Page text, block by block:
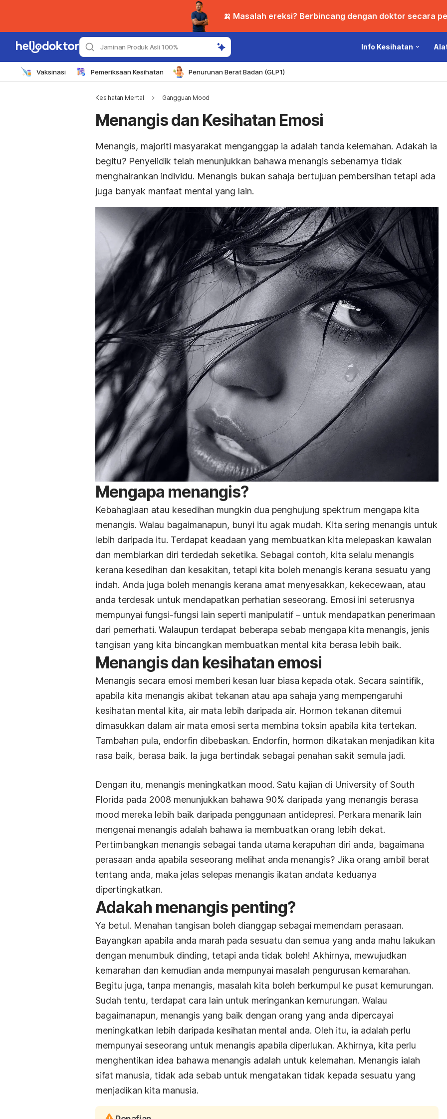
🍌 Masalah ereksi? Berbincang dengan doktor secara
Jaminan Produk Asli 100% Info Kesihatan
Vaksinasi Pemeriksaan Kesihatan Penurunan Berat Badan (GLP1)
Kesihatan Mental Gangguan Mood
Menangis dan Kesihatan Emosi
Menangis, majoriti masyarakat menganggap ia adalah tanda kelemahan. Adakah ia
begitu? Penyelidik telah menunjukkan bahawa menangis sebenarnya tidak
menghairankan individu. Menangis bukan sahaja bertujuan pembersihan tetapi ada
juga banyak manfaat mental yang lain.
Mengapa menangis?
Kebahagiaan atau kesedihan mungkin dua penghujung spektrum mengapa kita
menangis. Walau bagaimanapun, bunyi itu agak mudah. Kita sering menangis untuk
lebih daripada itu. Terdapat keadaan yang membuatkan kita melepaskan kawalan
dan membiarkan diri terdedah seketika. Sebagai contoh, kita selalu menangis
kerana kesedihan dan kesakitan, tetapi kita boleh menangis kerana sesuatu yang
indah. Anda juga boleh menangis kerana amat menyesakkan, kekecewaan, atau
anda terdesak untuk mendapatkan perhatian seseorang. Emosi ini seterusnya
mempunyai fungsi-fungsi lain seperti manipulatif – untuk mendapatkan penerimaan
dari pemerhati. Walaupun terdapat beberapa sebab mengapa kita menangis, jenis
tangisan yang kita bincangkan membuatkan mental kita berasa lebih baik.
Menangis dan kesihatan emosi
Menangis secara emosi memberi kesan luar biasa kepada otak. Secara saintifik,
apabila kita menangis akibat tekanan atau apa sahaja yang mempengaruhi
kesihatan mental kita, air mata lebih daripada air. Hormon tekanan ditemui
dimasukkan dalam air mata emosi serta membina toksin apabila kita tertekan.
Tambahan pula, endorfin dibebaskan. Endorfin, hormon dikatakan menjadikan kita
rasa baik, berasa baik. Ia juga bertindak sebagai penahan sakit semula jadi.
Dengan itu, menangis meningkatkan mood. Satu kajian di University of South
Florida pada 2008 menunjukkan bahawa 90% daripada yang menangis berasa
mood mereka lebih baik daripada penggunaan antidepresi. Perkara menarik lain
mengenai menangis adalah bahawa ia membuatkan orang lebih dekat.
Pertimbangkan menangis sebagai tanda utama kerapuhan diri anda, bagaimana
perasaan anda apabila seseorang melihat anda menangis? Jika orang ambil berat
tentang anda, maka jelas selepas menangis ikatan andata keduanya
dipertingkatkan.
Adakah menangis penting?
Ya betul. Menahan tangisan boleh dianggap sebagai memendam perasaan.
Bayangkan apabila anda marah pada sesuatu dan semua yang anda mahu lakukan
dengan menumbuk dinding, tetapi anda tidak boleh! Akhirnya, mewujudkan
kemarahan dan kemudian anda mempunyai masalah pengurusan kemarahan.
Begitu juga, tanpa menangis, masalah kita boleh berkumpul ke pusat kemurungan.
Sudah tentu, terdapat cara lain untuk meringankan kemurungan. Walau
bagaimanapun, menangis yang baik dengan orang yang anda dipercayai
meningkatkan lebih daripada kesihatan mental anda. Oleh itu, ia adalah perlu
mempunyai seseorang untuk menangis apabila diperlukan. Akhirnya, kita perlu
menghentikan idea bahawa menangis adalah untuk kelemahan. Menangis ialah
sifat manusia, tidak ada sebab untuk mengatakan tidak kepada sesuatu yang
menjadikan kita manusia.